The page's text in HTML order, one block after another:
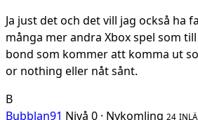
Ja just det och det vill jag också ha
många mer andra Xbox spel som
bond som kommer att komma ut
or nothing eller nåt sånt.
B
Bubblan91 Nivå 0 · Nykomling 24